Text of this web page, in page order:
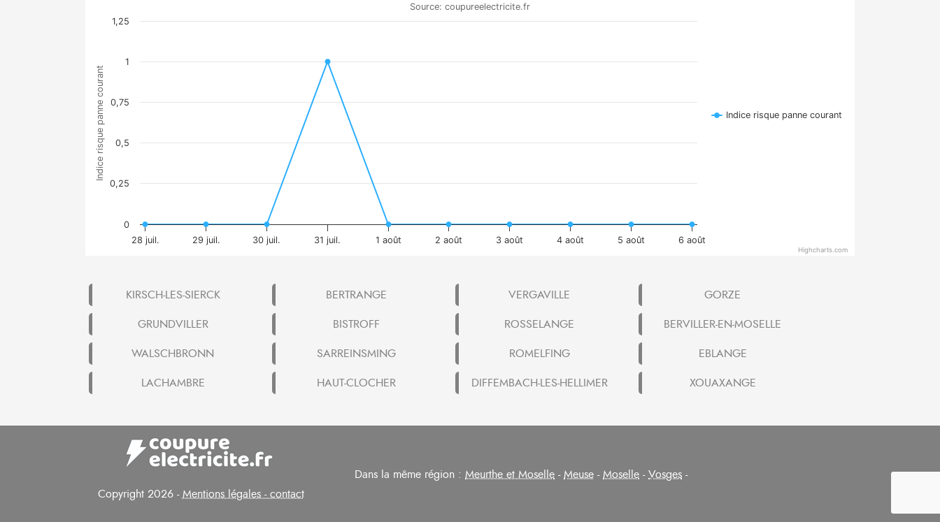
Indice risque panne courant
Source: coupureelectricite.fr
Indice risque panne courant
28 juil. 29 juil. 30 juil. 31 juil. 1 août 2 août 3 août 4 août 5 août 6 août
0
0,25
0,5
0,75
1
1,25
Highcharts.com
KIRSCH-LES-SIERCK BERTRANGE VERGAVILLE
GORZE
GRUNDVILLER
BISTROFF ROSSELANGE
BERVILLER-EN-MOSELLE
WALSCHBRONN
SARREINSMING ROMELFING
EBLANGE
LACHAMBRE
HAUT-CLOCHER DIFFEMBACH-LES-HELLIMER XOUAXANGE
Copyright 2026 -Mentions légales - contact
Dans la même région : Meurthe et Moselle -Meuse -Moselle -Vosges -